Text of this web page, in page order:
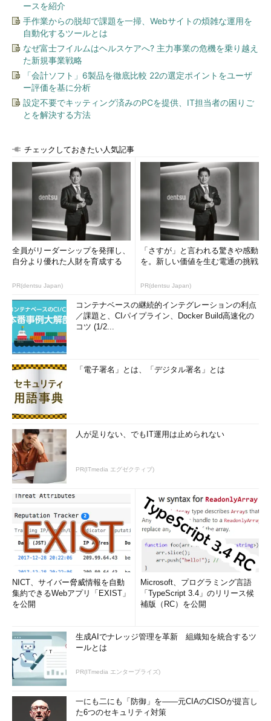
ースを紹介
手作業からの脱却で課題を一掃、Webサイトの煩雑な運用を
自動化するツールとは
なぜ富士フイルムはヘルスケアへ? 主力事業の危機を乗り越え
た新規事業戦略
「会計ソフト」6製品を徹底比較 22の選定ポイントをユーザ
ー評価を基に分析
設定不要でキッティング済みのPCを提供、IT担当者の困りご
とを解決する方法
チェックしておきたい人気記事
全員がリーダーシップを発揮し、
自分より優れた人財を育成する
PR(dentsu Japan)
「さすが」と言われる驚きや感動
を。新しい価値を生む電通の挑戦
PR(dentsu Japan)
コンテナベースの継続的インテグレーションの利点
／課題と、CIパイプライン、Docker Build高速化の
コツ (1/2...
「電子署名」とは、「デジタル署名」とは
人が足りない、でもIT運用は止められない
PR(ITmedia エグゼクティブ)
NICT、サイバー脅威情報を自動
集約できるWebアプリ「EXIST」
を公開
Microsoft、プログラミング言語
「TypeScript 3.4」のリリース候
補版（RC）を公開
生成AIでナレッジ管理を革新 組織知を統合するツ
ールとは
PR(ITmedia エンタープライズ)
一にも二にも「防御」を――元CIAのCISOが提言し
た6つのセキュリティ対策